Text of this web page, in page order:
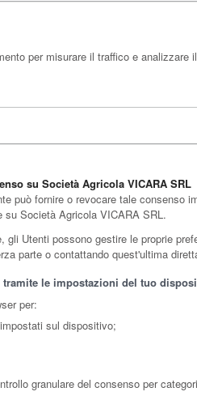
per misurare il traffico e analizzare
su Società Agricola VICARA SRL
può fornire o revocare tale consenso
su Società Agricola VICARA SRL.
Utenti possono gestire le proprie
parte o contattando quest'ultima
le impostazioni del tuo
per:
sul dispositivo;
granulare del consenso per